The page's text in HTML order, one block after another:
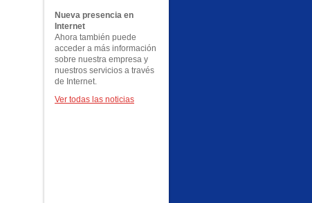
Nueva presencia en
Internet
Ahora también puede
acceder a más información
sobre nuestra empresa y
nuestros servicios a través
de Internet.
Ver todas las noticias